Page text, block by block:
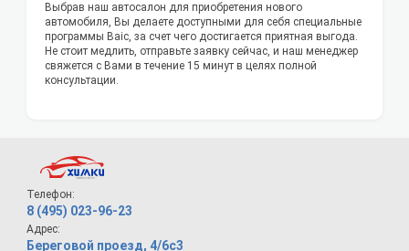
Выбрав наш автосалон для приобретения нового
автомобиля, Вы делаете доступными для себя специальные
программы Baic, за счет чего достигается приятная выгода.
Не стоит медлить, отправьте заявку сейчас, и наш менеджер
свяжется с Вами в течение 15 минут в целях полной
консультации.
Телефон:
8 (495) 023-96-23
Адрес:
Береговой проезд, 4/6с3